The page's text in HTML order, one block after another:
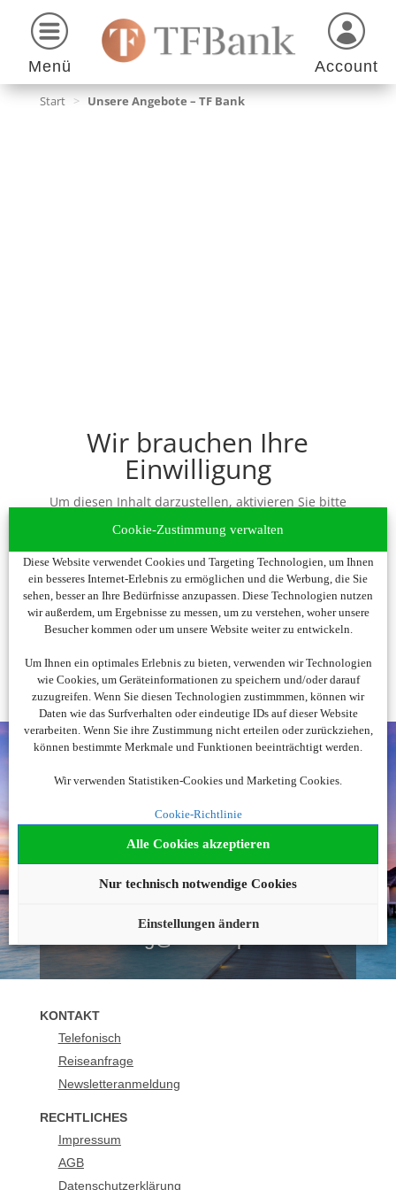
Cookie-Zustimmung verwalten
Diese Website verwendet Cookies und Targeting Technologien, um Ihnen
ein besseres Internet-Erlebnis zu ermöglichen und die Werbung, die Sie
sehen, besser an Ihre Bedürfnisse anzupassen. Diese Technologien nutzen
wir außerdem, um Ergebnisse zu messen, um zu verstehen, woher unsere
Besucher kommen oder um unsere Website weiter zu entwickeln.
Um Ihnen ein optimales Erlebnis zu bieten, verwenden wir Technologien
wie Cookies, um Geräteinformationen zu speichern und/oder darauf
zuzugreifen. Wenn Sie diesen Technologien zustimmmen, können wir
Daten wie das Surfverhalten oder eindeutige IDs auf dieser Website
verarbeiten. Wenn Sie ihre Zustimmung nicht erteilen oder zurückziehen,
können bestimmte Merkmale und Funktionen beeinträchtigt werden.
Wir verwenden Statistiken-Cookies und Marketing Cookies.
Cookie-Richtlinie
Alle Cookies akzeptieren
Nur technisch notwendige Cookies
Einstellungen ändern
Menü Account
Start > Unsere Angebote – TF Bank
Wir brauchen Ihre
Einwilligung
Um diesen Inhalt darzustellen, aktivieren Sie bitte
die Cookies. Es werden ggf. personenbezogene
Daten verarbeitet.
Cookies akzeptieren
Noch nicht fündig
geworden?
Wir beraten Sie gerne!
buchung@urlaubsplus.com
KONTAKT
Telefonisch
Reiseanfrage
Newsletteranmeldung
RECHTLICHES
Impressum
AGB
Datenschutzerklärung